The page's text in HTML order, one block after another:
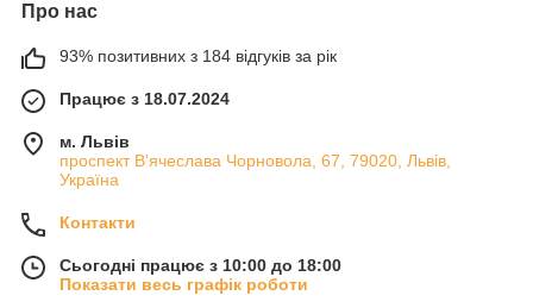
Про нас
93% позитивних з 184 відгуків за рік
Працює з 18.07.2024
м. Львів
проспект В'ячеслава Чорновола, 67, 79020, Львів,
Україна
Контакти
Сьогодні працює з 10:00 до 18:00
Показати весь графік роботи